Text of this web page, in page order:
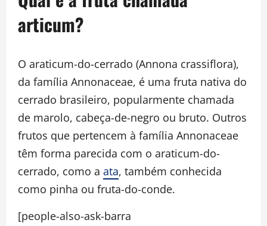
articum?
O araticum-do-cerrado (Annona crassiflora),
da família Annonaceae, é uma fruta nativa do
cerrado brasileiro, popularmente chamada
de marolo, cabeça-de-negro ou bruto. Outros
frutos que pertencem à família Annonaceae
têm forma parecida com o araticum-do-
cerrado, como a ata, também conhecida
como pinha ou fruta-do-conde.
[people-also-ask-barra